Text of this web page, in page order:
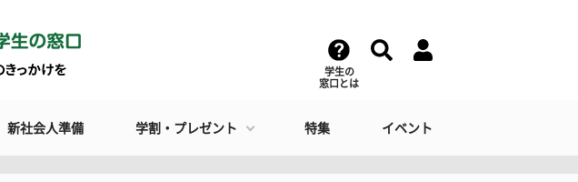
学生の
窓口とは
新社会人準備 学割・プレゼント 特集 イベント